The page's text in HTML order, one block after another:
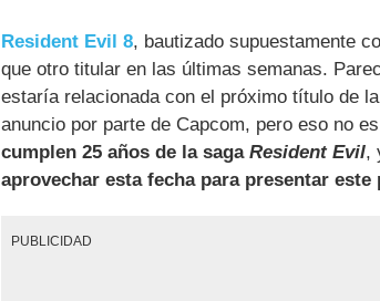
Resident Evil 8, bautizado supuestamente
que otro titular en las últimas semanas.
estaría relacionada con el próximo título de
anuncio por parte de Capcom, pero eso no
cumplen 25 años de la saga Resident Evil,
aprovechar esta fecha para presentar
PUBLICIDAD